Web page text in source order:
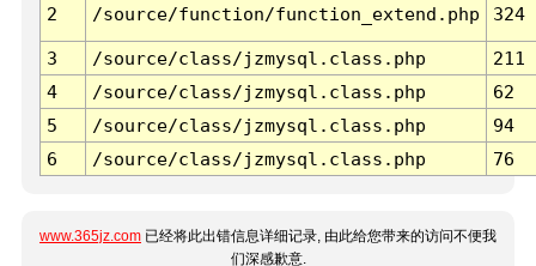
2 /source/function/function_extend.php 324
3 /source/class/jzmysql.class.php
211
4
/source/class/jzmysql.class.php
62
5
/source/class/jzmysql.class.php
94
6
/source/class/jzmysql.class.php 76
www.365jz.com 已经将此出错信息详细记录, 由此给您带来的访问不便我
们深感歉意.